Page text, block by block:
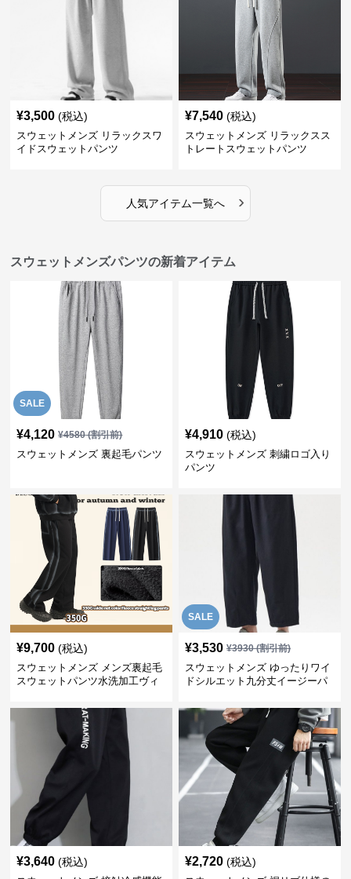
¥3,500 (税込)
スウェットメンズ リラックスワ
イドスウェットパンツ
¥7,540 (税込)
スウェットメンズ リラックスス
トレートスウェットパンツ
人気アイテム一覧へ ›
スウェットメンズパンツの新着アイテム
SALE
¥4,120 ¥4580(割引前)
スウェットメンズ 裏起毛パンツ
¥4,910 (税込)
スウェットメンズ 刺繍ロゴ入り
パンツ
¥9,700 (税込)
スウェットメンズ メンズ裏起毛
スウェットパンツ水洗加工ヴィ
SALE
¥3,530 ¥3930(割引前)
スウェットメンズ ゆったりワイ
ドシルエット九分丈イージーパ
¥3,640 (税込) ¥2,720 (税込)